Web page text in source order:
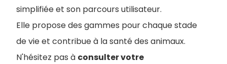
simplifiée et son parcours utilisateur.
Elle propose des gammes pour chaque stade
de vie et contribue à la santé des animaux.
N'hésitez pas à consulter votre